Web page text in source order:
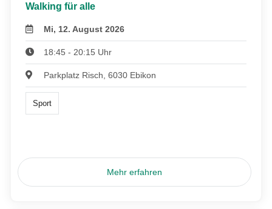
Walking für alle
Mi, 12. August 2026
18:45 - 20:15 Uhr
Parkplatz Risch, 6030 Ebikon
Sport
Mehr erfahren